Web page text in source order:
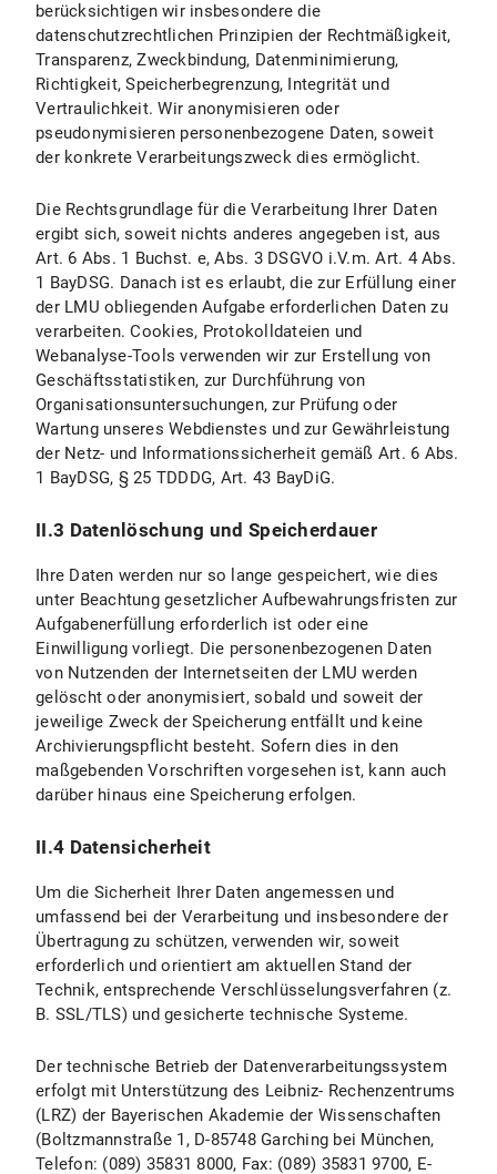
II.1.4 Widerspruchs- und Beseitigungsmöglichkeiten
II.2 Datenschutzbestimmungen zu Einsatz und Verwendung von Instagram und Instagram-Icons
II.2.1 Umfang und Zweck der Datenverarbeitung
II.2.2 Rechtsgrundlage der Datenverarbeitung
II.2.3 Dauer der Datenverarbeitung
II.2.4 Widerspruchs- und Beseitigungsmöglichkeiten
II.3 Datenschutzbestimmungen zu Einsatz und Verwendung von Bluesky und Bluesky-Icons
II.3.1 Umfang und Zweck der Datenverarbeitung
II.3.2 Rechtsgrundlage der Datenverarbeitung
II.3.3 Dauer der Datenverarbeitung
II.3.4 Widerspruchs- und Beseitigungsmöglichkeiten
II.4 Datenschutzbestimmungen zu Einsatz und Verwendung von X (vormals Twitter) und X-Icons
II.4.1 Umfang und Zweck der Datenverarbeitung
II.4.2 Rechtsgrundlage der Datenverarbeitung
II.4.3 Dauer der Datenverarbeitung
II.4.4 Widerspruchs- und Beseitigungsmöglichkeiten
II.5 Datenschutzbestimmungen zu Einsatz und Verwendung von YouTube und YouTube-Icons
II.5.3 Dauer der Datenverarbeitung
II.5.4 Widerspruchs- und Beseitigungsmöglichkeiten
III. Datenverarbeitung im Rahmen des „Online-Spendentool zur Unterstützung der Forschung und Lehre an der LMU München"
III.2 Rechtsgrundlage der Datenverarbeitung
III.3 Dauer der Datenverarbeitung
berücksichtigen wir insbesondere die
datenschutzrechtlichen Prinzipien der Rechtmäßigkeit,
Transparenz, Zweckbindung, Datenminimierung,
Richtigkeit, Speicherbegrenzung, Integrität und
Vertraulichkeit. Wir anonymisieren oder
pseudonymisieren personenbezogene Daten, soweit
der konkrete Verarbeitungszweck dies ermöglicht.
Die Rechtsgrundlage für die Verarbeitung Ihrer Daten
ergibt sich, soweit nichts anderes angegeben ist, aus
Art. 6 Abs. 1 Buchst. e, Abs. 3 DSGVO i.V.m. Art. 4 Abs.
1 BayDSG. Danach ist es erlaubt, die zur Erfüllung einer
der LMU obliegenden Aufgabe erforderlichen Daten zu
verarbeiten. Cookies, Protokolldateien und
Webanalyse-Tools verwenden wir zur Erstellung von
Geschäftsstatistiken, zur Durchführung von
Organisationsuntersuchungen, zur Prüfung oder
Wartung unseres Webdienstes und zur Gewährleistung
der Netz- und Informationssicherheit gemäß Art. 6 Abs.
1 BayDSG, § 25 TDDDG, Art. 43 BayDiG.
II.3 Datenlöschung und Speicherdauer
Ihre Daten werden nur so lange gespeichert, wie dies
unter Beachtung gesetzlicher Aufbewahrungsfristen zur
Aufgabenerfüllung erforderlich ist oder eine
Einwilligung vorliegt. Die personenbezogenen Daten
von Nutzenden der Internetseiten der LMU werden
gelöscht oder anonymisiert, sobald und soweit der
jeweilige Zweck der Speicherung entfällt und keine
Archivierungspflicht besteht. Sofern dies in den
maßgebenden Vorschriften vorgesehen ist, kann auch
darüber hinaus eine Speicherung erfolgen.
II.4 Datensicherheit
Um die Sicherheit Ihrer Daten angemessen und
umfassend bei der Verarbeitung und insbesondere der
Übertragung zu schützen, verwenden wir, soweit
erforderlich und orientiert am aktuellen Stand der
Technik, entsprechende Verschlüsselungsverfahren (z.
B. SSL/TLS) und gesicherte technische Systeme.
Der technische Betrieb der Datenverarbeitungssystem
erfolgt mit Unterstützung des Leibniz- Rechenzentrums
(LRZ) der Bayerischen Akademie der Wissenschaften
(Boltzmannstraße 1, D-85748 Garching bei München,
Telefon: (089) 35831 8000, Fax: (089) 35831 9700, E-